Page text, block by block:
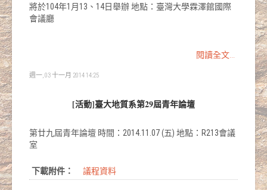
將於104年1月13、14日舉辦 地點：臺灣大學霖澤館國際
會議廳
閱讀全文...
週一, 03 十一月 2014 14:25
[活動]臺大地質系第29屆青年論壇
第廿九屆青年論壇 時間：2014.11.07 (五) 地點：R213會議
室
下載附件： 議程資料